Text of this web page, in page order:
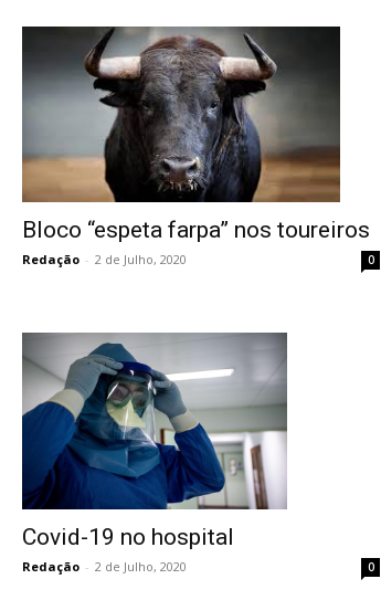
Bloco “espeta farpa” nos toureiros
Redação - 2 de Julho, 2020 0
Covid-19 no hospital
Redação - 2 de Julho, 2020 0